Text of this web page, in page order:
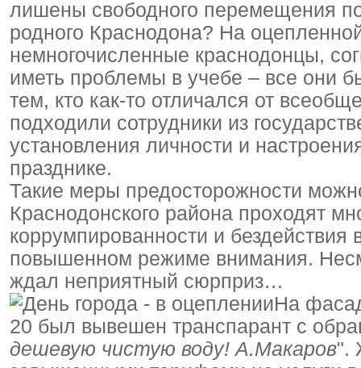
лишены свободного перемещения
родного Краснодона? На
немногочисленные краснодонцы,
иметь проблемы в учебе – все они
тем, кто как-то отличался от
подходили сотрудники из
установления личности и
празднике.
Такие меры предосторожности
Краснодонского района проходят
коррумпированности и бездействия
повышенном режиме внимания.
ждал неприятный сюрприз…
На
20 был вывешен транспарант с
дешевую чистую воду! А.Макаров".